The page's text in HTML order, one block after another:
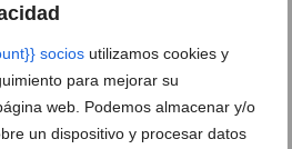
socios utilizamos cookies y
para mejorar su
web. Podemos almacenar y/o
un dispositivo y procesar datos